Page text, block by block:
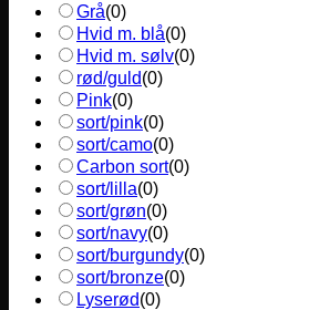
Grå(0)
Hvid m. blå(0)
Hvid m. sølv(0)
rød/guld(0)
Pink(0)
sort/pink(0)
sort/camo(0)
Carbon sort(0)
sort/lilla(0)
sort/grøn(0)
sort/navy(0)
sort/burgundy(0)
sort/bronze(0)
Lyserød(0)